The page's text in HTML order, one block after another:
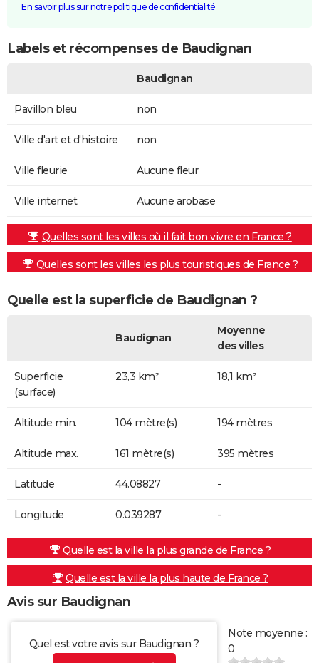
En savoir plus sur notre politique de confidentialité
Labels et récompenses de Baudignan
Baudignan
Pavillon bleu non
Ville d'art et d'histoire non
Ville fleurie Aucune fleur
Ville internet Aucune arobase
Quelles sont les villes où il fait bon vivre en France ?
Quelles sont les villes les plus touristiques de France ?
Quelle est la superficie de Baudignan ?
Baudignan
Moyenne
des villes
Superficie
(surface)
23,3 km² 18,1 km²
Altitude min. 104 mètre(s) 194 mètres
Altitude max. 161 mètre(s) 395 mètres
Latitude 44.08827 -
Longitude 0.039287 -
Quelle est la ville la plus grande de France ?
Quelle est la ville la plus haute de France ?
Avis sur Baudignan
Quel est votre avis sur Baudignan ?
Note moyenne :
0